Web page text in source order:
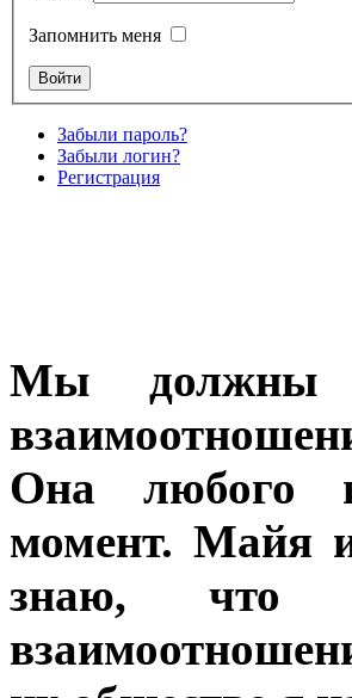
Запомнить меня
Забыли пароль?
Забыли логин?
Регистрация
Мы должны
Она любого
момент. Майя
знаю, что